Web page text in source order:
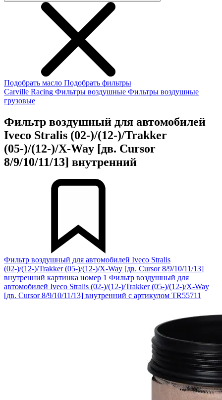
Подобрать масло Подобрать фильтры
Carville Racing Фильтры воздушные Фильтры воздушные
грузовые
Фильтр воздушный для автомобилей
Iveco Stralis (02-)/(12-)/Trakker
(05-)/(12-)/X-Way [дв. Cursor
8/9/10/11/13] внутренний
Фильтр воздушный для автомобилей Iveco Stralis
(02-)/(12-)/Trakker (05-)/(12-)/X-Way [дв. Cursor 8/9/10/11/13]
внутренний картинка номер 1 Фильтр воздушный для
автомобилей Iveco Stralis (02-)/(12-)/Trakker (05-)/(12-)/X-Way
[дв. Cursor 8/9/10/11/13] внутренний с артикулом TR55711